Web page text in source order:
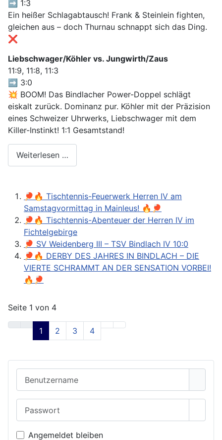
➡️ 1:3
Ein heißer Schlagabtausch! Frank & Steinlein fighten,
gleichen aus – doch Thurnau schnappt sich das Ding.
❌
Liebschwager/Köhler vs. Jungwirth/Zaus
11:9, 11:8, 11:3
➡️ 3:0
💥 BOOM! Das Bindlacher Power-Doppel schlägt
eiskalt zurück. Dominanz pur. Köhler mit der Präzision
eines Schweizer Uhrwerks, Liebschwager mit dem
Killer-Instinkt! 1:1 Gesamtstand!
Weiterlesen …
🏓🔥 Tischtennis-Feuerwerk Herren IV am
Samstagvormittag in Mainleus! 🔥🏓
🏓🔥 Tischtennis-Abenteuer der Herren IV im
Fichtelgebirge
🏓 SV Weidenberg III – TSV Bindlach IV 10:0
🏓🔥 DERBY DES JAHRES IN BINDLACH – DIE
VIERTE SCHRAMMT AN DER SENSATION VORBEI!
🔥🏓
Seite 1 von 4
1 2 3 4
Angemeldet bleiben